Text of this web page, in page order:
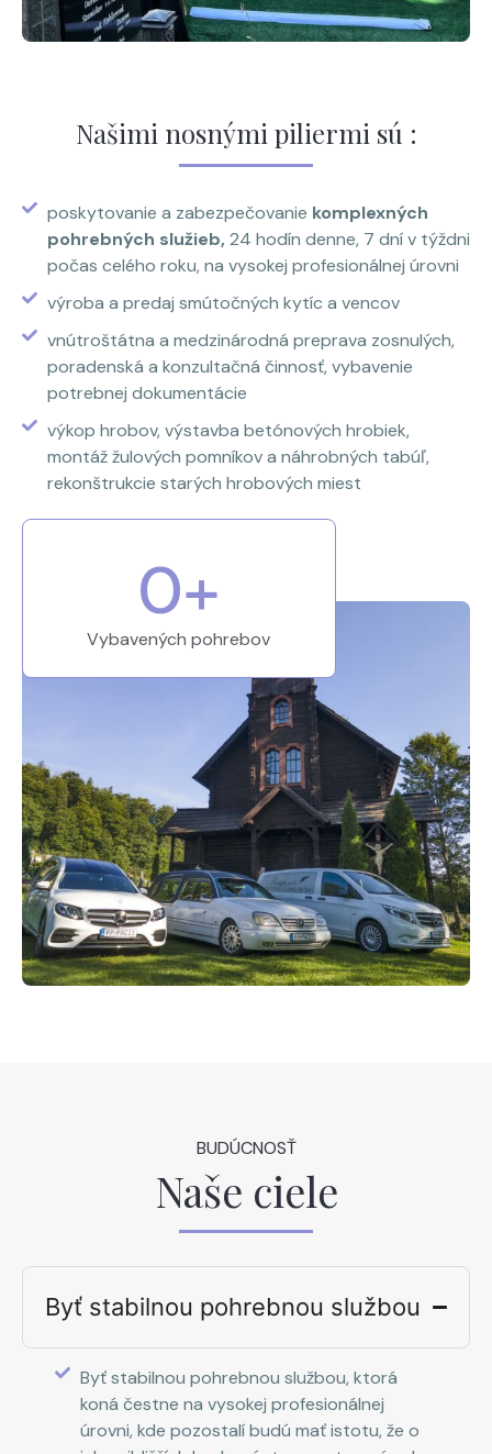
Vybavených pohrebov
0+
Našimi nosnými piliermi sú :
poskytovanie a zabezpečovanie komplexných
pohrebných služieb,24 hodín denne, 7 dní v týždni
počas celého roku, na vysokej profesionálnej úrovni
výroba a predaj smútočných kytíc a vencov
vnútroštátna a medzinárodná preprava zosnulých,
poradenská a konzultačná činnosť, vybavenie
potrebnej dokumentácie
výkop hrobov, výstavba betónových hrobiek,
montáž žulových pomníkov a náhrobných tabúľ,
rekonštrukcie starých hrobových miest
BUDÚCNOSŤ
Naše ciele
Byť stabilnou pohrebnou službou
Byť stabilnou pohrebnou službou, ktorá
koná čestne na vysokej profesionálnej
úrovni, kde pozostalí budú mať istotu, že o